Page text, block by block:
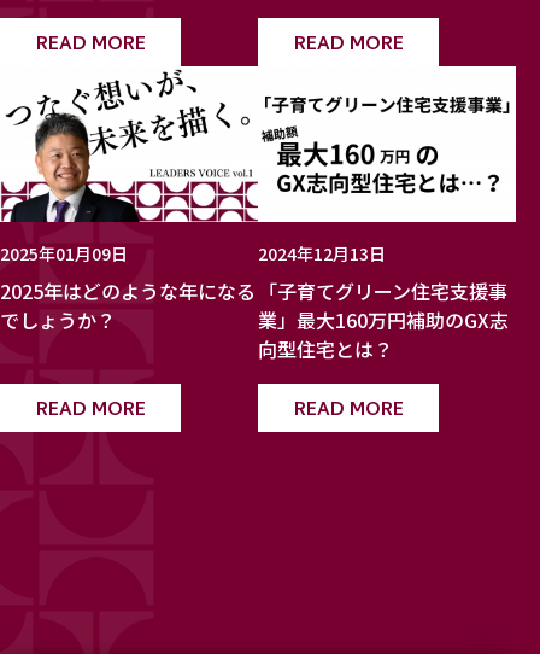
READ MORE READ MORE
2025年01月09日
2025年はどのような年になる
でしょうか？
READ MORE
2024年12月13日
「子育てグリーン住宅支援事
業」最大160万円補助のGX志
向型住宅とは？
READ MORE